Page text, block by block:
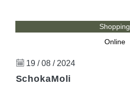
Shopping
Online
19 / 08 / 2024
SchokaMoli